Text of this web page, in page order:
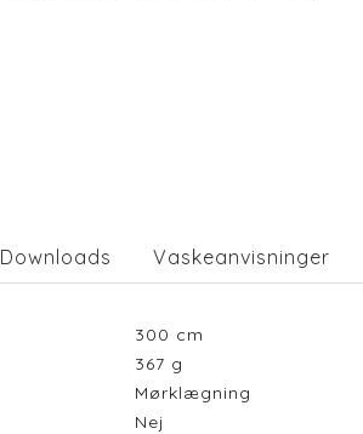
Downloads Vaskeanvisninger
300 cm
367 g
Mørklægning
Nej